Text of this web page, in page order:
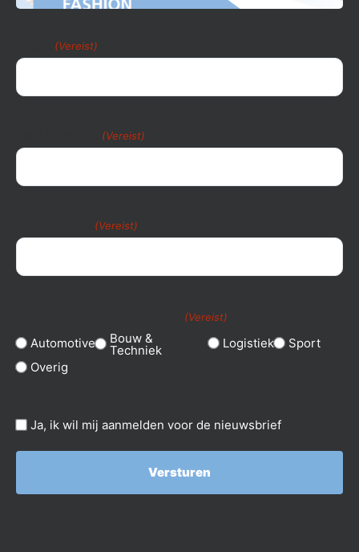
(Vereist)
(Vereist)
(Vereist)
(Vereist)
Automotive Bouw &
Techniek Logistiek
Sport
Overig
Ja, ik wil mij aanmelden voor de nieuwsbrief